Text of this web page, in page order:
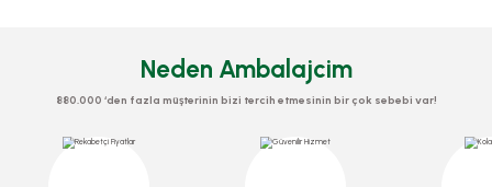
Neden Ambalajcim
880.000 ‘den fazla müşterinin bizi tercih etmesinin bir çok sebebi var!